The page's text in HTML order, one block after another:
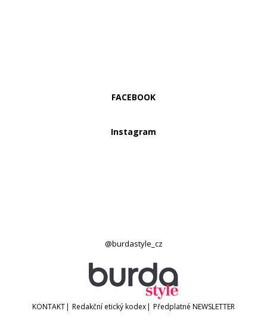
FACEBOOK
Instagram
@burdastyle_cz
KONTAKT| Redakční etický kodex| Předplatné NEWSLETTER